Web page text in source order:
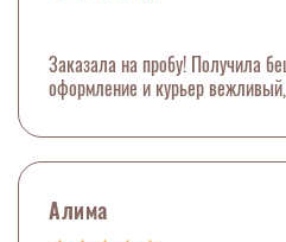
Заказала на пробу! Получила
оформление и курьер
Алима